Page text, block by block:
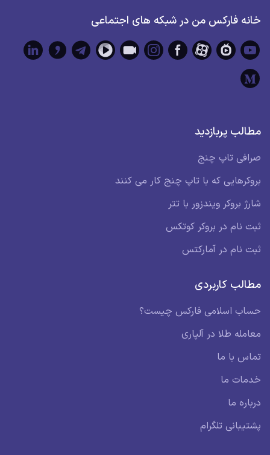
خانه فارکس من در شبکه های اجتماعی
مطالب پربازدید
صرافی تاپ چنج
بروکرهایی که با تاپ چنج کار می کنند
شارژ بروکر ویندزور با تتر
ثبت نام در بروکر کوتکس
ثبت نام در آمارکتس
مطالب کاربردی
حساب اسلامی فارکس چیست؟
معامله طلا در آلپاری
تماس با ما
خدمات ما
درباره ما
پشتیبانی تلگرام